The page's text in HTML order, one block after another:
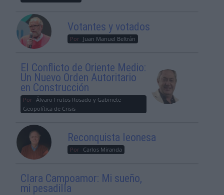
Votantes y votados
Por Juan Manuel Beltrán
El Conflicto de Oriente Medio:
Un Nuevo Orden Autoritario
en Construcción
Por Álvaro Frutos Rosado y Gabinete
Geopolítica de Crisis
Reconquista leonesa
Por Carlos Miranda
Clara Campoamor: Mi sueño,
mi pesadilla